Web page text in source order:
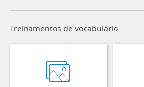
Treinamentos de vocabulário